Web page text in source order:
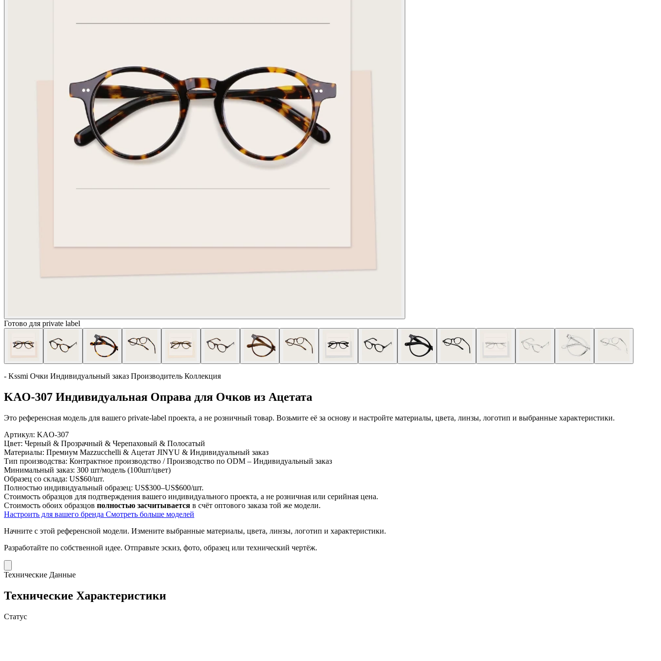
Готово для private label
- Kssmi Очки Индивидуальный заказ Производитель Коллекция
KAO-307 Индивидуальная Оправа для Очков из Ацетата
Это референсная модель для вашего private-label проекта, а не розничный товар. Возьмите её за основу и настройте материалы, цвета, линзы, логотип и выбранные характеристики.
Артикул: KAO-307
Цвет: Черный & Прозрачный & Черепаховый & Полосатый
Материалы: Премиум Mazzucchelli & Ацетат JINYU & Индивидуальный заказ
Тип производства: Контрактное производство / Производство по ODM – Индивидуальный заказ
Минимальный заказ: 300 шт/модель (100шт/цвет)
Образец со склада: US$60/шт.
Полностью индивидуальный образец: US$300–US$600/шт.
Стоимость образцов для подтверждения вашего индивидуального проекта, а не розничная или серийная цена.
Стоимость обоих образцов полностью засчитывается в счёт оптового заказа той же модели.
Настроить для вашего бренда Смотреть больше моделей
Начните с этой референсной модели. Измените выбранные материалы, цвета, линзы, логотип и характеристики.
Разработайте по собственной идее. Отправьте эскиз, фото, образец или технический чертёж.
Технические Данные
Технические Характеристики
Статус